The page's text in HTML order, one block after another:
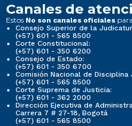
Canales de
Estos No son canales oficiales
Consejo Superior de la
(+57) 601 - 565 8500
Corte Constitucional:
(+57) 601 - 350 6200
Consejo de Estado:
(+57) 601 - 350 6700
Comisión Nacional de Disciplina
(+57) 601 - 565 8500
Corte Suprema de Justicia:
(+57) 601 - 362 2000
Dirección Ejecutiva de
Carrera 7 # 27-18, Bogotá
(+57) 601 - 565 8500